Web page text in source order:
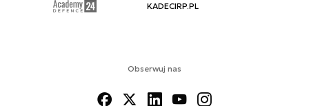
Obserwuj nas
KADECIRP.PL